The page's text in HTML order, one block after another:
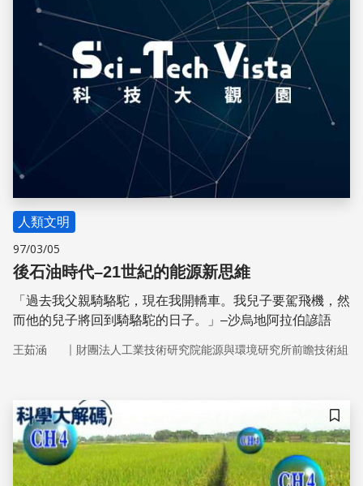
人類文明
97/03/05
後石油時代–21世紀的能源新思維
「過去我父親騎駱駝，現在我開轎車。我兒子要駕飛機，然
而他的兒子將回到騎駱駝的日子。」–沙烏地阿拉伯諺語
王茹涵 ｜ 財團法人工業技術研究院能源與環境研究所前瞻技術組
儲存